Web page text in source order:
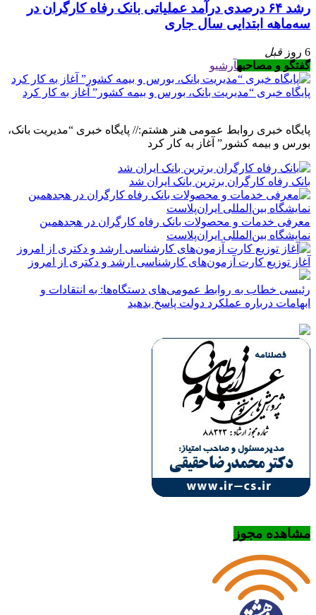
رشد ۶۴ درصدی درآمد عملیاتی بانک رفاه کارگران در
سه‌ماهه ابتدایی سال جاری
6 روز
قبل
گفتگو و مصاحبهآرشیو
پایگاه خبری “مدیریت بانک، بورس و بیمه کشور” آغاز به کار کرد
پایگاه خبری روابط عمومی هنر هشتم:// پایگاه خبری “مدیریت بانک،
بورس و بیمه کشور” آغاز به کار کرد
بانک رفاه کارگران برترین بانک ایران شد
معرفی خدمات و محصولات بانک رفاه کارگران در هجدهمین
نمایشگاه بین‌المللی ایران‌پلاست
آغاز توزیع کارت آزمون‌های کارشناسی ارشد و دکتری از امروز
رئیسی خطاب به روابط عمومی‌های دستگاه‌ها: به انتقادات و
ابهامات درباره عملکرد دولت پاسخ بدهید
مشاهده مجوز